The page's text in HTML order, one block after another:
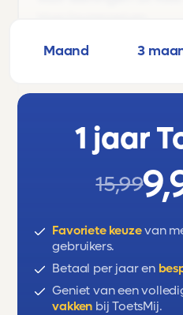
Deze oefentoets
onderwerpen: micro-
mengsels en zuivere
soorten stoffen,
Maand 3
1 jaar
15,99
Favoriete keuzevan
gebruikers.
Betaal per jaar en
Geniet van een
vakken bij ToetsMij.